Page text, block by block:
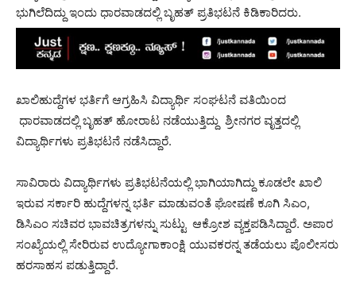
ಭುಗಿಲೆದಿದ್ದು ಇಂದು ಧಾರವಾಡದಲ್ಲಿ ಬೃಹತ್ ಪ್ರತಿಭಟನೆ ಕಿಡಿಕಾರಿದರು.
ಖಾಲಿಹುದ್ದೆಗಳ ಭರ್ತಿಗೆ ಆಗ್ರಹಿಸಿ ವಿದ್ಯಾರ್ಥಿ ಸಂಘಟನೆ ವತಿಯಿಂದ
ಧಾರವಾಡದಲ್ಲಿ ಬೃಹತ್ ಹೋರಾಟ ನಡೆಯುತ್ತಿದ್ದು ಶ್ರೀನಗರ ವೃತ್ತದಲ್ಲಿ
ವಿದ್ಯಾರ್ಥಿಗಳು ಪ್ರತಿಭಟನೆ ನಡೆಸಿದ್ದಾರೆ.
ಸಾವಿರಾರು ವಿದ್ಯಾರ್ಥಿಗಳು ಪ್ರತಿಭಟನೆಯಲ್ಲಿ ಭಾಗಿಯಾಗಿದ್ದು ಕೂಡಲೇ ಖಾಲಿ
ಇರುವ ಸರ್ಕಾರಿ ಹುದ್ದೆಗಳನ್ನ ಭರ್ತಿ ಮಾಡುವಂತೆ ಘೋಷಣೆ ಕೂಗಿ ಸಿಎಂ,
ಡಿಸಿಎಂ ಸಚಿವರ ಭಾವಚಿತ್ರಗಳನ್ನು ಸುಟ್ಟು ಆಕ್ರೋಶ ವ್ಯಕ್ತಪಡಿಸಿದ್ದಾರೆ. ಅಪಾರ
ಸಂಖ್ಯೆಯಲ್ಲಿ ಸೇರಿರುವ ಉದ್ಯೋಗಾಕಾಂಕ್ಷಿ ಯುವಕರನ್ನ ತಡೆಯಲು ಪೊಲೀಸರು
ಹರಸಾಹಸ ಪಡುತ್ತಿದ್ದಾರೆ.